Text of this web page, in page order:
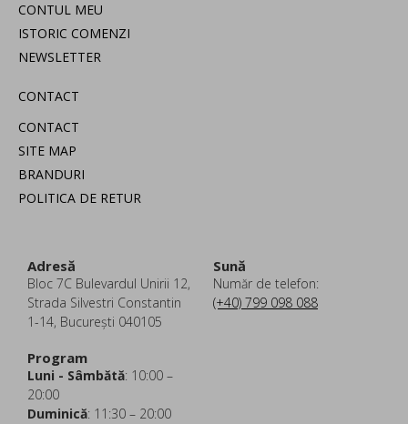
CONTUL MEU
ISTORIC COMENZI
NEWSLETTER
CONTACT
CONTACT
SITE MAP
BRANDURI
POLITICA DE RETUR
Adresă
Bloc 7C Bulevardul Unirii 12,
Strada Silvestri Constantin
1-14, București 040105
Sună
Număr de telefon:
(+40) 799 098 088
Program
Luni - Sâmbătă: 10:00 –
20:00
Duminică: 11:30 – 20:00